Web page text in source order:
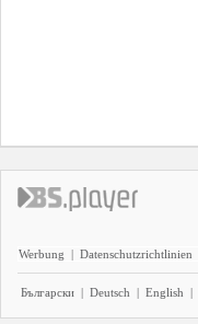
Werbung | Datenschutzrichtlinien
Български | Deutsch | English |